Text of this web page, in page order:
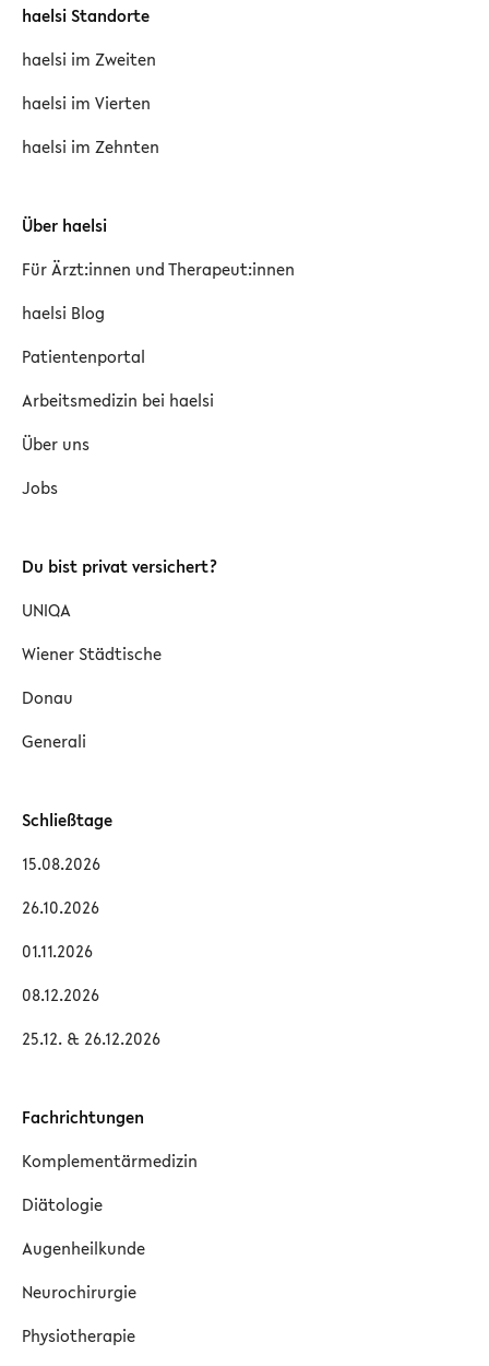
haelsi Standorte
haelsi im Zweiten
haelsi im Vierten
haelsi im Zehnten
Über haelsi
Für Ärzt:innen und Therapeut:innen
haelsi Blog
Patientenportal
Arbeitsmedizin bei haelsi
Über uns
Jobs
Du bist privat versichert?
UNIQA
Wiener Städtische
Donau
Generali
Schließtage
15.08.2026
26.10.2026
01.11.2026
08.12.2026
25.12. & 26.12.2026
Fachrichtungen
Komplementärmedizin
Diätologie
Augenheilkunde
Neurochirurgie
Physiotherapie